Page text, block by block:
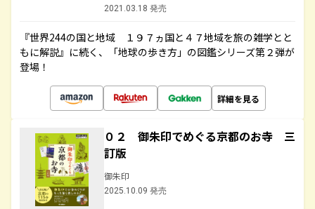
2021.03.18 発売
『世界244の国と地域 １９７ヵ国と４７地域を旅の雑学とと
もに解説』に続く、「地球の歩き方」の図鑑シリーズ第２弾が
登場！
詳細を見る
０２ 御朱印でめぐる京都のお寺 三
訂版
御朱印
2025.10.09 発売